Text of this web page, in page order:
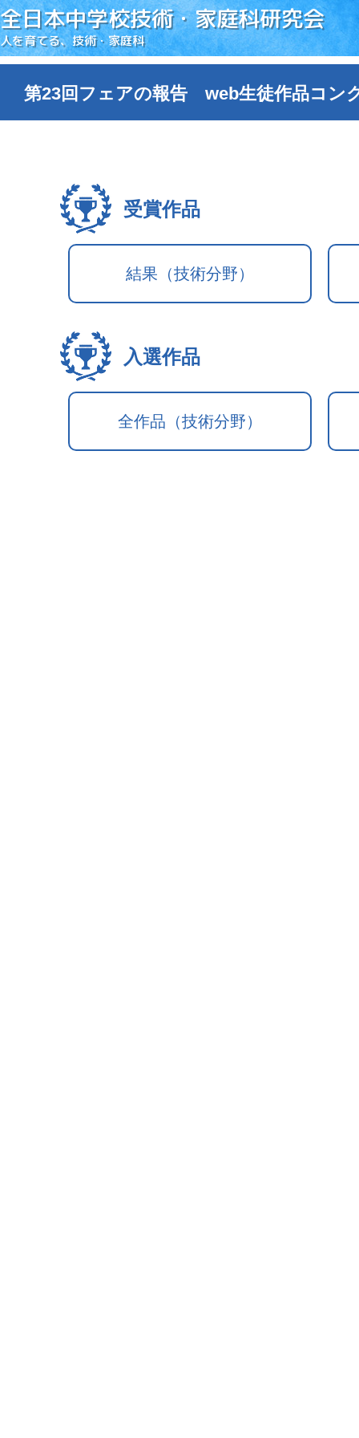
全日本中学校技術・家庭科研究会
人を育てる、技術・家庭科
第23回フェアの報告 web生徒作品コン
受賞作品
結果（技術分野）
入選作品
全作品（技術分野）